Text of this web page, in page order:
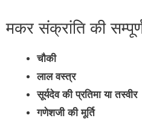
मकर संक्रांति की
चौकी
लाल वस्त्र
सूर्यदेव की प्रतिमा या तस्वीर
गणेशजी की मूर्ति